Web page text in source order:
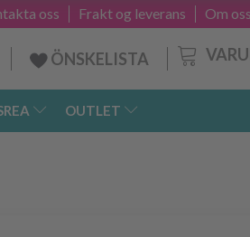
Om oss
Frakt og leverans
oss
ÖNSKELISTA
OUTLET